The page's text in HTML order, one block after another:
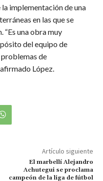
implementación de una
en las que se
“Es una obra muy
del equipo de
de
López.
Artículo siguiente
El marbellí Alejandro
Achutegui se proclama
campeón de la liga de fútbol